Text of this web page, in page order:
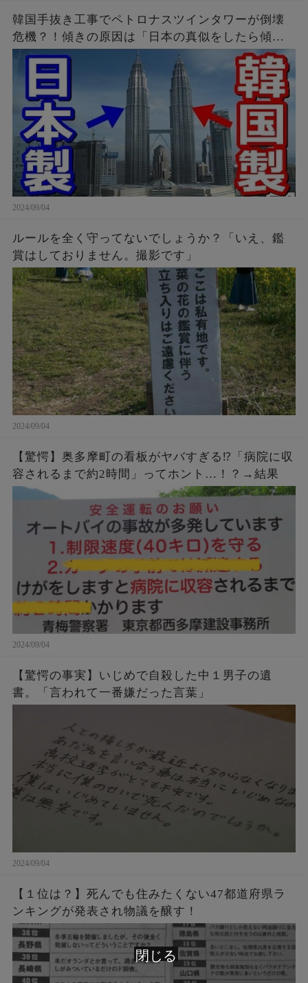
ンは？
韓国手抜き工事でペトロナスツインタワーが倒壊
危機？！傾きの原因は「日本の真似をしたら傾い
たニダ！」
2024/09/04
ルールを全く守ってないでしょうか？「いえ、鑑
賞はしておりません。撮影です」
2024/09/04
【驚愕】奥多摩町の看板がヤバすぎる⁉「病院に収
容されるまで約2時間」ってホント…！？→結果
2024/09/04
【驚愕の事実】いじめで自殺した中１男子の遺
書。「言われて一番嫌だった言葉」
2024/09/04
【１位は？】死んでも住みたくない47都道府県ラ
ンキングが発表され物議を醸す！
閉じる